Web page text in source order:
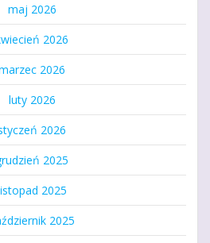
maj 2026
2026
2026
luty 2026
2026
2025
2025
2025